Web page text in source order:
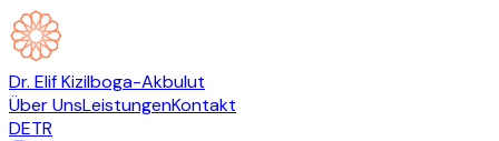
Dr. Elif Kizilboga-Akbulut
Über UnsLeistungenKontakt
DETR